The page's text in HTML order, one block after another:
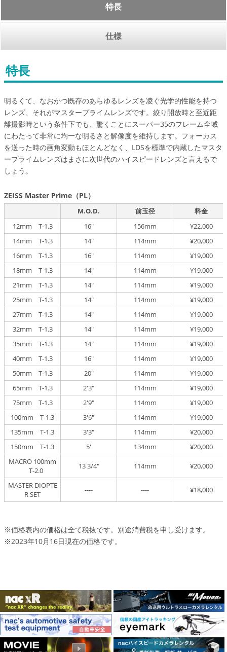
特長
仕様
特長
明るくて、なおかつ既存のあらゆるレンズを凌ぐ光学的性能を持つ
レンズ、それがマスタープライムレンズです。絞り開放時と至近距
離撮影時という条件下でも、驚くことにスーパー35のフレーム全域
にわたって非常に均一な明るさと解像度を維持します。フォーカス
を送った時の画角変動もほとんどなく、LDSを標準で内蔵したマスタ
ープライムレンズはまさに次世代のハイスピードレンズと言えるで
しょう。
ZEISS Master Prime（PL）
M.O.D. 前玉径
料金
12mm T-1.3
16" 156mm
¥22,000
14mm T-1.3
14" 114mm
¥20,000
16mm T-1.3
16" 114mm
¥19,000
18mm T-1.3
14" 114mm
¥19,000
21mm T-1.3
14" 114mm
¥19,000
25mm T-1.3
14" 114mm
¥19,000
27mm T-1.3
14" 114mm
¥19,000
32mm T-1.3
14" 114mm
¥19,000
35mm T-1.3
14" 114mm
¥19,000
40mm T-1.3
16" 114mm
¥19,000
50mm T-1.3
20" 114mm
¥19,000
65mm T-1.3
2'3" 114mm
¥19,000
75mm T-1.3
2'9" 114mm
¥19,000
100mm T-1.3
3'6" 114mm
¥19,000
135mm T-1.3
3'3" 114mm
¥20,000
150mm T-1.3
5' 134mm
¥20,000
MACRO 100mm
T-2.0
13 3/4" 114mm ¥20,000
MASTER DIOPTE
R SET
---- ---- ¥18,000
※価格表内の価格は全て税抜です。別途消費税を申し受けます。
※2023年10月16日現在の価格です。